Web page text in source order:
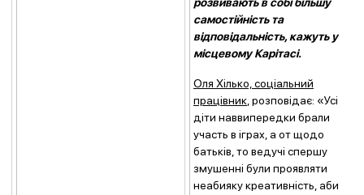
самостійність та
відповідальність, кажуть у
місцевому Карітасі.
Оля Хілько, соціальний
працівник , розповідає: «Усі
діти наввипередки брали
участь в іграх, а от щодо
батьків, то ведучі спершу
змушенні були проявляти
неабияку креативність, аби